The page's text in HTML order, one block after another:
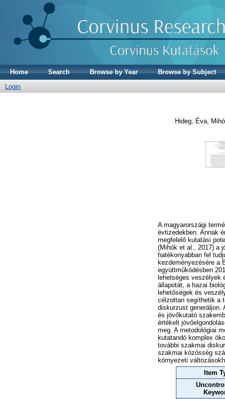
Home Search Browse by Year Browse by Subject
Login
Hideg, Éva,
A magyarországi
évtizedekben. Annak
megfelelő kutatási
(Mihók et al., 2017) a
hatékonyabban fel
kezdeményezésére a
együttműködésben
lehetséges veszélyek
állapotát, a hazai
lehetőségek és
célzottan segíthetik a
diskurzust generáljon.
és jövőkutató
értékelt
meg. A metodológiai
kutatandó komplex
további szakmai
szakmai közösség
környezeti
Item